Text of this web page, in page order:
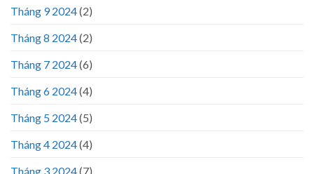
Tháng 9 2024(2)
Tháng 8 2024(2)
Tháng 7 2024(6)
Tháng 6 2024(4)
Tháng 5 2024(5)
Tháng 4 2024(4)
Tháng 3 2024(7)